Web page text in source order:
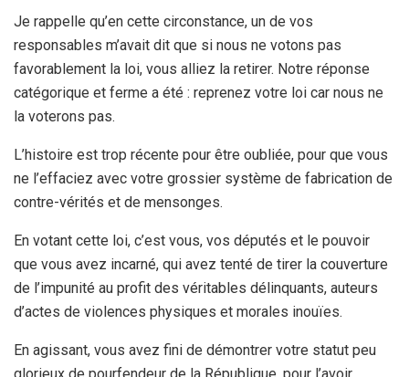
Je rappelle qu’en cette circonstance, un de vos
responsables m’avait dit que si nous ne votons pas
favorablement la loi, vous alliez la retirer. Notre réponse
catégorique et ferme a été : reprenez votre loi car nous ne
la voterons pas.
L’histoire est trop récente pour être oubliée, pour que vous
ne l’effaciez avec votre grossier système de fabrication de
contre-vérités et de mensonges.
En votant cette loi, c’est vous, vos députés et le pouvoir
que vous avez incarné, qui avez tenté de tirer la couverture
de l’impunité au profit des véritables délinquants, auteurs
d’actes de violences physiques et morales inouïes.
En agissant, vous avez fini de démontrer votre statut peu